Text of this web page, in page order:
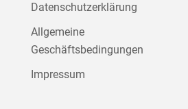
Datenschutzerklärung
Allgemeine
Geschäftsbedingungen
Impressum